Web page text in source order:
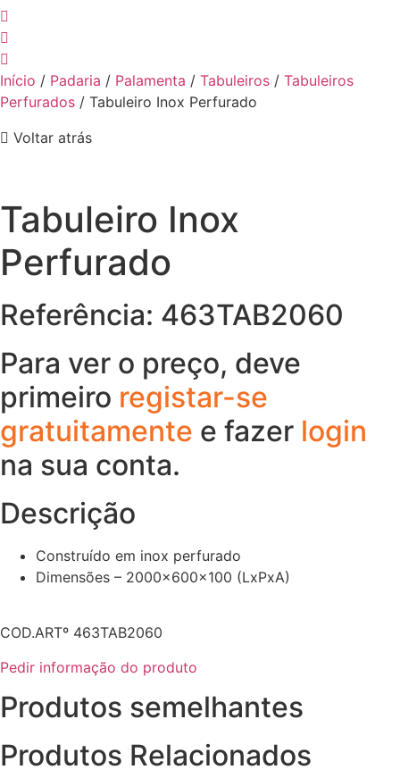
Início / Padaria / Palamenta / Tabuleiros / Tabuleiros
Perfurados / Tabuleiro Inox Perfurado
Voltar atrás
Tabuleiro Inox
Perfurado
Referência: 463TAB2060
Para ver o preço, deve
primeiro registar-se
gratuitamente e fazer login
na sua conta.
Descrição
Construído em inox perfurado
Dimensões – 2000x600x100 (LxPxA)
COD.ARTº 463TAB2060
Pedir informação do produto
Produtos semelhantes
Produtos Relacionados